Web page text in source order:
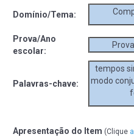
Domínio/Tema:
Prova/Ano
escolar:
Palavras-chave:
tempos
modo
Apresentação do Item (Clique